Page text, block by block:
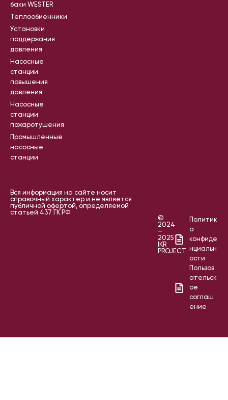
баки WESTER
Теплообменники
Установки
поддержания
давления
Насосные
станции
повышения
давления
Насосные
станции
пожаротушения
Промышленные
насосные
станции
Вся информация на сайте носит
справочный характер и не является
публичной офертой, определяемой
статьей 437 ГК РФ
©
2024
—
2025
IKR
PROJECT
Политик
а
конфиде
нциальн
ости
Пользов
ательск
ое
соглаш
ение